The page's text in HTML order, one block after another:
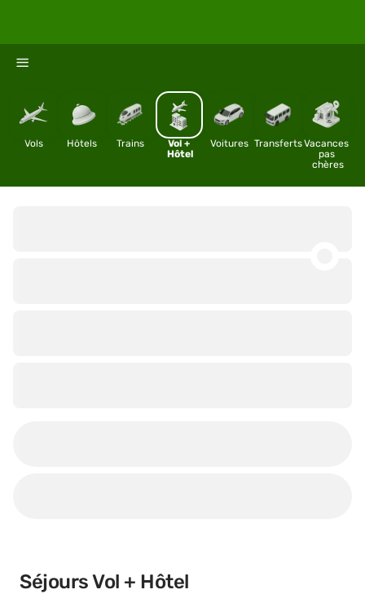
%
Vols Hôtels Trains
Vol +
Hôtel
Voitures TransfertsVacances
pas
chères
Séjours Vol + Hôtel